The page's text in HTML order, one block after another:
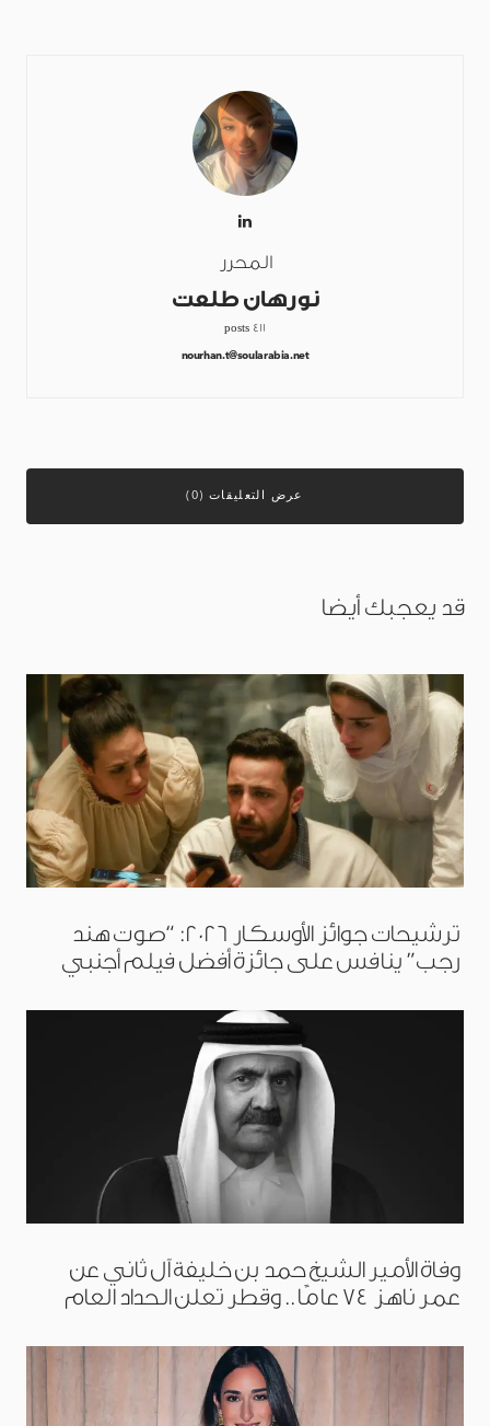
المحرر
نورهان طلعت
411 posts
nourhan.t@soularabia.net
عرض التعليقات (0)
قد يعجبك أيضا
ترشيحات جوائز الأوسكار 2026: “صوت هند
رجب” ينافس على جائزة أفضل فيلم أجنبي
وفاة الأمير الشيخ حمد بن خليفة آل ثاني عن
عمر ناهز 74 عامًا.. وقطر تعلن الحداد العام